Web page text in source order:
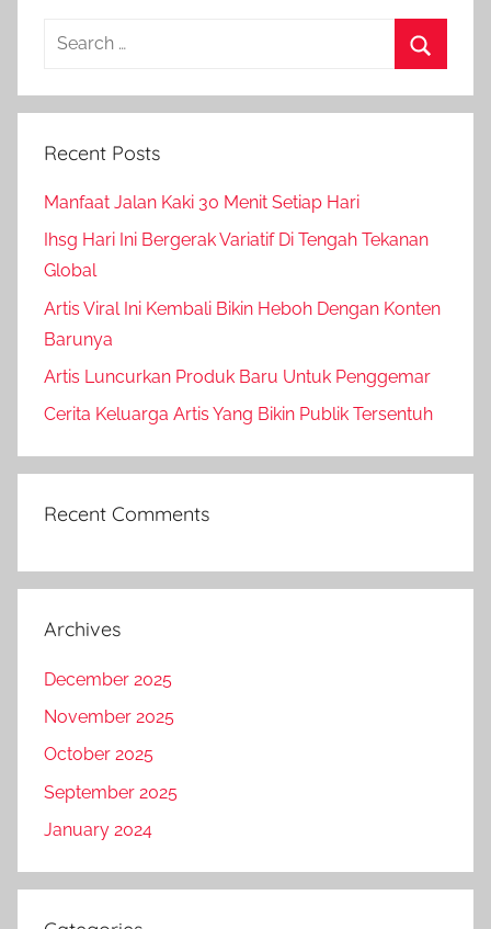
Search
Recent Posts
Manfaat Jalan Kaki 30 Menit Setiap Hari
Ihsg Hari Ini Bergerak Variatif Di Tengah Tekanan
Global
Artis Viral Ini Kembali Bikin Heboh Dengan Konten
Barunya
Artis Luncurkan Produk Baru Untuk Penggemar
Cerita Keluarga Artis Yang Bikin Publik Tersentuh
Recent Comments
Archives
December 2025
November 2025
October 2025
September 2025
January 2024